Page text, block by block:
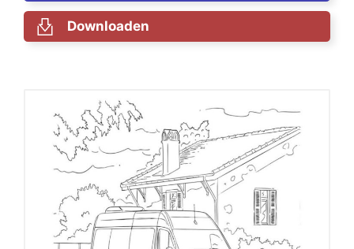
Downloaden